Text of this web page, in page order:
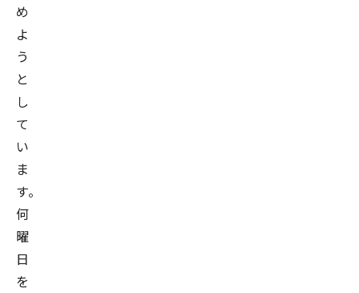
め
よ
う
と
し
て
い
ま
す。
何
曜
日
を